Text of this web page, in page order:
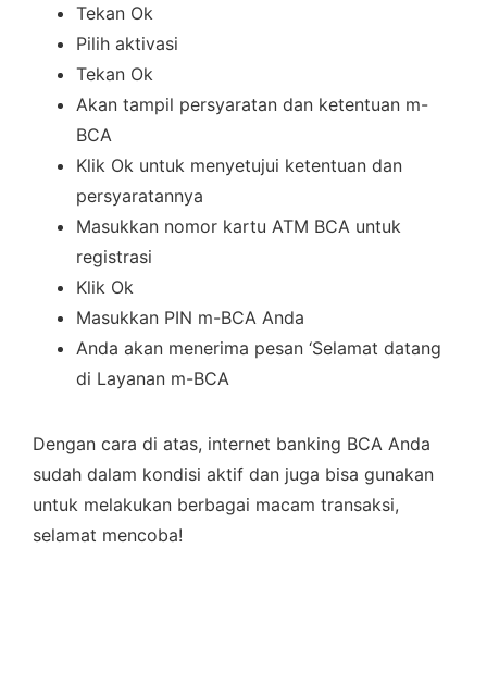
Tekan Ok
Pilih aktivasi
Tekan Ok
Akan tampil persyaratan dan ketentuan m-
BCA
Klik Ok untuk menyetujui ketentuan dan
persyaratannya
Masukkan nomor kartu ATM BCA untuk
registrasi
Klik Ok
Masukkan PIN m-BCA Anda
Anda akan menerima pesan ‘Selamat datang
di Layanan m-BCA
Dengan cara di atas, internet banking BCA Anda
sudah dalam kondisi aktif dan juga bisa gunakan
untuk melakukan berbagai macam transaksi,
selamat mencoba!